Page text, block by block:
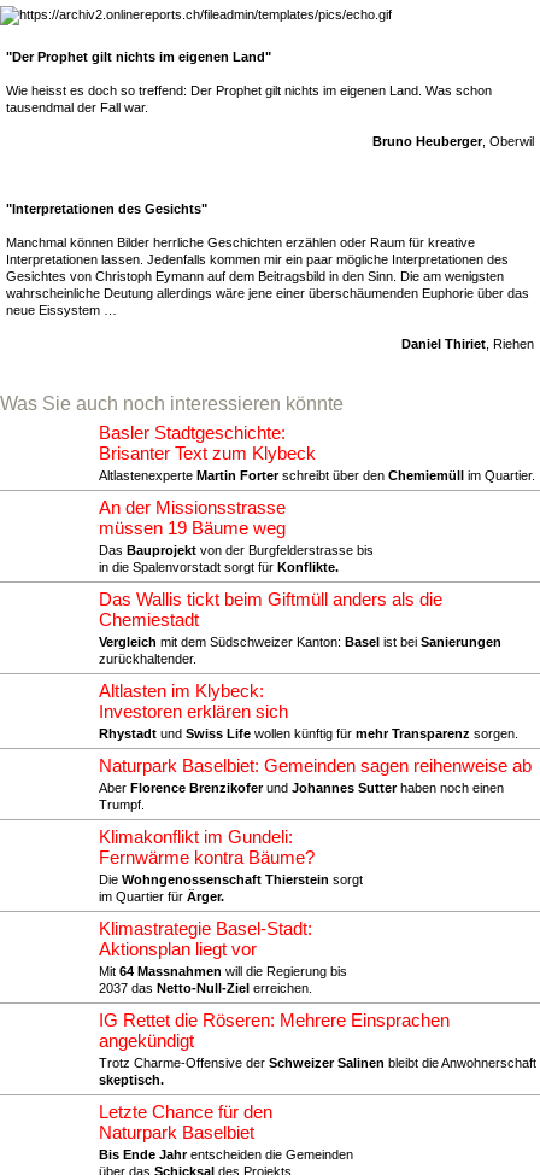
"Der Prophet gilt nichts im eigenen Land"
Wie heisst es doch so treffend: Der Prophet gilt nichts im eigenen Land. Was schon
tausendmal der Fall war.
Bruno Heuberger, Oberwil
"Interpretationen des Gesichts"
Manchmal können Bilder herrliche Geschichten erzählen oder Raum für kreative
Interpretationen lassen. Jedenfalls kommen mir ein paar mögliche Interpretationen des
Gesichtes von Christoph Eymann auf dem Beitragsbild in den Sinn. Die am wenigsten
wahrscheinliche Deutung allerdings wäre jene einer überschäumenden Euphorie über das
neue Eissystem …
Daniel Thiriet , Riehen
Was Sie auch noch interessieren könnte
Basler Stadtgeschichte:
Brisanter Text zum Klybeck
Altlastenexperte Martin Forterschreibt über den Chemiemüll im Quartier.
An der Missionsstrasse
müssen 19 Bäume weg
Das Bauprojekt von der Burgfelderstrasse bis
in die Spalenvorstadt sorgt für Konflikte.
Das Wallis tickt beim Giftmüll anders als die
Chemiestadt
Vergleich mit dem Südschweizer Kanton: Basel ist bei Sanierungen
zurückhaltender.
Altlasten im Klybeck:
Investoren erklären sich
Rhystadt und Swiss Life wollen künftig für mehr Transparenz sorgen.
Naturpark Baselbiet: Gemeinden sagen reihenweise ab
Aber Florence Brenzikoferund Johannes Sutterhaben noch einen
Trumpf.
Klimakonflikt im Gundeli:
Fernwärme kontra Bäume?
Die Wohngenossenschaft Thierstein sorgt
im Quartier für Ärger.
Klimastrategie Basel-Stadt:
Aktionsplan liegt vor
Mit 64 Massnahmen will die Regierung bis
2037 das Netto-Null-Ziel erreichen.
IG Rettet die Röseren: Mehrere Einsprachen
angekündigt
Trotz Charme-Offensive der Schweizer Salinen bleibt die Anwohnerschaft
skeptisch.
Letzte Chance für den
Naturpark Baselbiet
Bis Ende Jahrentscheiden die Gemeinden
über das Schicksal des Projekts.